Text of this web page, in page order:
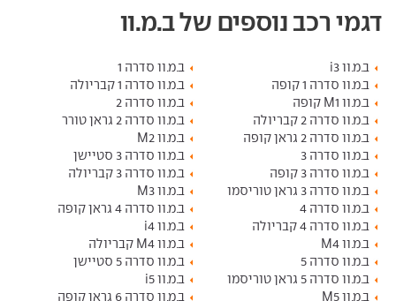
דגמי רכב נוספים של ב.מ.וו
ב.מ.וו i3
ב.מ.וו סדרה 1
ב.מ.וו סדרה 1 קופה
ב.מ.וו סדרה 1 קבריולה
ב.מ.וו M1 קופה
ב.מ.וו סדרה 2
ב.מ.וו סדרה 2 קבריולה
ב.מ.וו סדרה 2 גראן טורר
ב.מ.וו סדרה 2 גראן קופה
ב.מ.וו M2
ב.מ.וו סדרה 3
ב.מ.וו סדרה 3 סטיישן
ב.מ.וו סדרה 3 קופה
ב.מ.וו סדרה 3 קבריולה
ב.מ.וו סדרה 3 גראן טוריסמו
ב.מ.וו M3
ב.מ.וו סדרה 4
ב.מ.וו סדרה 4 גראן קופה
ב.מ.וו סדרה 4 קבריולה
ב.מ.וו i4
ב.מ.וו M4
ב.מ.וו M4 קבריולה
ב.מ.וו סדרה 5
ב.מ.וו סדרה 5 סטיישן
ב.מ.וו סדרה 5 גראן טוריסמו
ב.מ.וו i5
ב.מ.וו M5
ב.מ.וו סדרה 6 גראן קופה